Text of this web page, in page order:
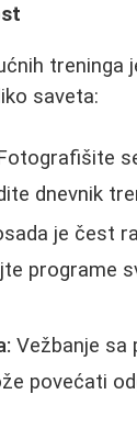
treninga
saveta:
dnevnik
je čest
programe
Vežbanje sa
povećati